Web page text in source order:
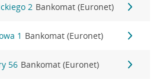
2 Bankomat (Euronet)
1 Bankomat (Euronet)
56 Bankomat (Euronet)